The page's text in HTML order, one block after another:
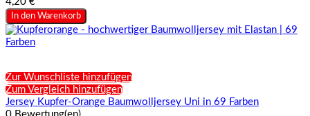
In den Warenkorb
Zur Wunschliste hinzufügen
Zum Vergleich hinzufügen
Jersey Kupfer-Orange Baumwolljersey Uni in 69 Farben